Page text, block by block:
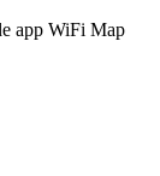
app WiFi Map